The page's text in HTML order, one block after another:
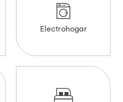
Electrohogar